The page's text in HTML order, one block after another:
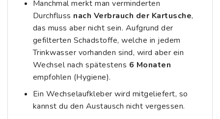
Manchmal merkt man verminderten
Durchfluss nach Verbrauch der Kartusche,
das muss aber nicht sein. Aufgrund der
gefilterten Schadstoffe, welche in jedem
Trinkwasser vorhanden sind, wird aber ein
Wechsel nach spätestens 6 Monaten
empfohlen (Hygiene).
Ein Wechselaufkleber wird mitgeliefert, so
kannst du den Austausch nicht vergessen.